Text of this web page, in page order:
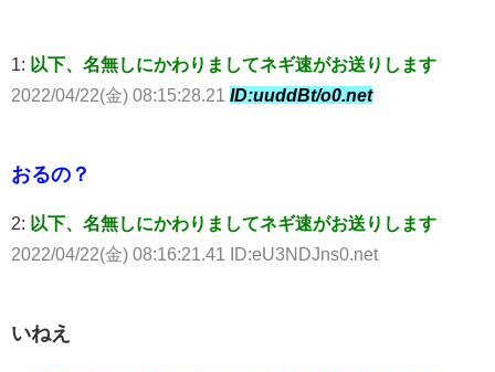
1: 以下、名無しにかわりましてネギ速がお送りします
2022/04/22(金) 08:15:28.21 ID:uuddBt/o0.net
おるの？
2: 以下、名無しにかわりましてネギ速がお送りします
2022/04/22(金) 08:16:21.41 ID:eU3NDJns0.net
いねえ